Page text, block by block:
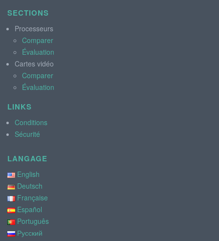
SECTIONS
Processeurs
Comparer
Évaluation
Cartes vidéo
Comparer
Évaluation
LINKS
Conditions
Sécurité
LANGAGE
English
Deutsch
Française
Español
Português
Русский